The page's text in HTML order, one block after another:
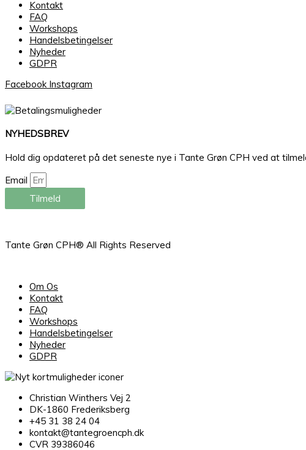
Kontakt
FAQ
Workshops
Handelsbetingelser
Nyheder
GDPR
Facebook Instagram
NYHEDSBREV
Hold dig opdateret på det seneste nye i Tante Grøn CPH ved at
Email
Tilmeld
Tante Grøn CPH® All Rights Reserved
Om Os
Kontakt
FAQ
Workshops
Handelsbetingelser
Nyheder
GDPR
Christian Winthers Vej 2
DK-1860 Frederiksberg
+45 31 38 24 04
kontakt@tantegroencph.dk
CVR 39386046